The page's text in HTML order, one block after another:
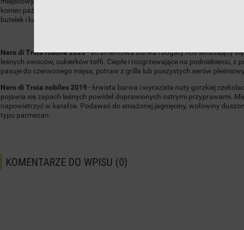
koniec października, potrzeba sporych umiejętności, żeby ujarzmić wysoki
butelek i kartonów z tej odmiany. Na nadchodzący weekend proponujemy
Nero di Troia rosone 2020- atramentowa barwa i bogaty nos składający
leśnych owoców, cukierków toffi. Ciepłe i rozgrzewające na podniebieniu, z
pasuje do czerwonego mięsa, potraw z grilla lub puszystych serów
Nero di Troia nobiles 2019 - krwista barwa i wyraziste nuty gorzkiej
pojawia się zapach leśnych powideł doprawionych ostrymi przyprawami.
napowietrzyć w karafce. Podawać do smażonej jagnięciny, wołowiny
typu parmezan.
KOMENTARZE DO WPISU (0)